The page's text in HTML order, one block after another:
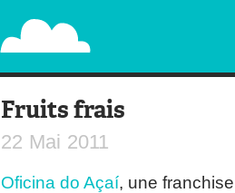
PAPERPLANE
STREET, AMBIENT, GUÉRILLA MARKETING
Fruits frais
22 Mai 2011
Oficina do Açaí, une